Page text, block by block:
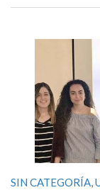
SIN CATEGORÍA,